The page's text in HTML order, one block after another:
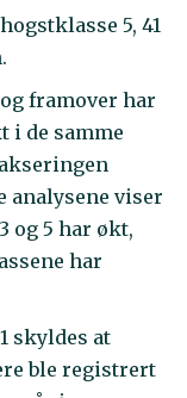
5, 41
framover har
i de samme
analysene viser
og 5 har økt,
har
skyldes at
ble registrert